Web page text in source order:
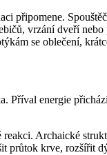
připomene.
vrzání dveří
se oblečení,
energie
Archaické
krve, rozšířit